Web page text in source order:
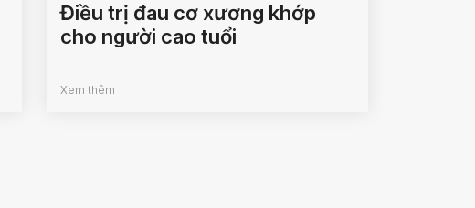
Điều trị đau cơ xương khớp
cho người cao tuổi
Xem thêm